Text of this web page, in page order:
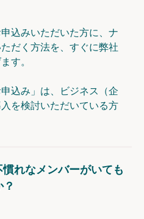
込みいただいた方に、ナ
だく方法を、すぐに弊社
す。
込み」は、ビジネス（企
を検討いただいている方
れなメンバーがいても